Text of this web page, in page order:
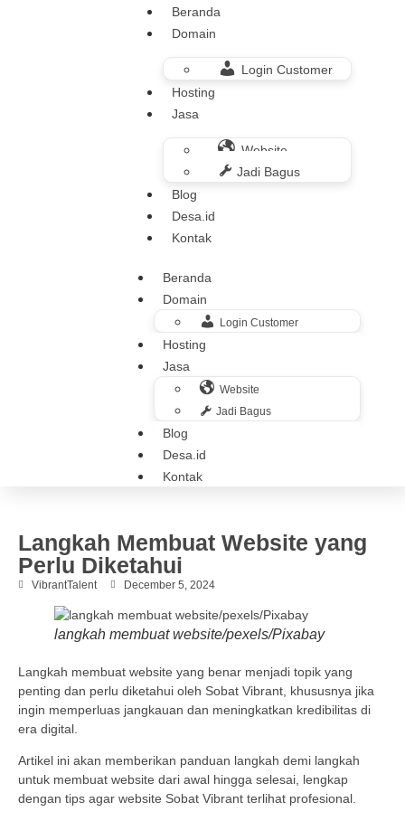
Beranda
Domain
Login Customer
Hosting
Jasa
Website
Jadi Bagus
Blog
Desa.id
Kontak
Beranda
Domain
Login Customer
Hosting
Jasa
Website
Jadi Bagus
Blog
Desa.id
Kontak
Langkah Membuat Website yang
Perlu Diketahui
VibrantTalent December 5, 2024
langkah membuat website/pexels/Pixabay
Langkah membuat website yang benar menjadi topik yang
penting dan perlu diketahui oleh Sobat Vibrant, khususnya jika
ingin memperluas jangkauan dan meningkatkan kredibilitas di
era digital.
Artikel ini akan memberikan panduan langkah demi langkah
untuk membuat website dari awal hingga selesai, lengkap
dengan tips agar website Sobat Vibrant terlihat profesional.